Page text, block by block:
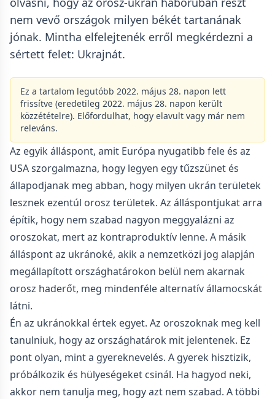
nem vevő országok milyen békét tartanának
jónak. Mintha elfelejtenék erről megkérdezni a
sértett felet: Ukrajnát.
Ez a tartalom legutóbb 2022. május 28. napon lett
frissítve (eredetileg 2022. május 28. napon került
közzétételre). Előfordulhat, hogy elavult vagy már nem
releváns.
Az egyik álláspont, amit Európa nyugatibb fele és az
USA szorgalmazna, hogy legyen egy tűzszünet és
állapodjanak meg abban, hogy milyen ukrán területek
lesznek ezentúl orosz területek. Az álláspontjukat arra
építik, hogy nem szabad nagyon meggyalázni az
oroszokat, mert az kontraproduktív lenne. A másik
álláspont az ukránoké, akik a nemzetközi jog alapján
megállapított országhatárokon belül nem akarnak
orosz haderőt, meg mindenféle alternatív államocskát
látni.
Én az ukránokkal értek egyet. Az oroszoknak meg kell
tanulniuk, hogy az országhatárok mit jelentenek. Ez
pont olyan, mint a gyereknevelés. A gyerek hisztizik,
próbálkozik és hülyeségeket csinál. Ha hagyod neki,
akkor nem tanulja meg, hogy azt nem szabad. A többi